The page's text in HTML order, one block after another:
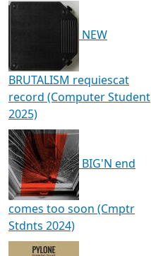
NEW
BRUTALISM requiescat
record (Computer Student
2025)
BIG'N end
comes too soon (Cmptr
Stdnts 2024)